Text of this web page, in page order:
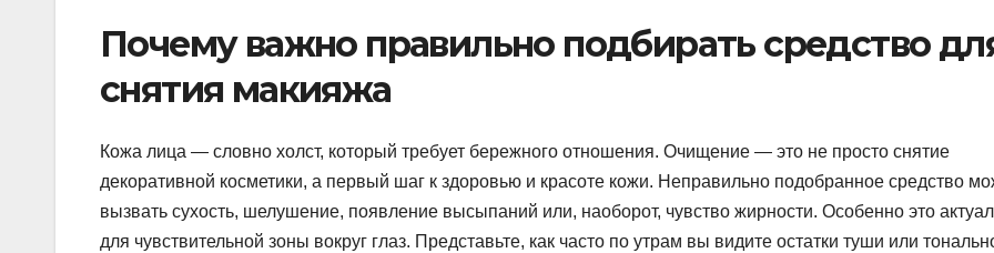
Почему важно правильно подбирать средство
снятия макияжа
Кожа лица — словно холст, который требует бережного отношения. Очищение — это не просто снятие
декоративной косметики, а первый шаг к здоровью и красоте кожи. Неправильно подобранное средство
вызвать сухость, шелушение, появление высыпаний или, наоборот, чувство жирности. Особенно это
для чувствительной зоны вокруг глаз. Представьте, как часто по утрам вы видите остатки туши или